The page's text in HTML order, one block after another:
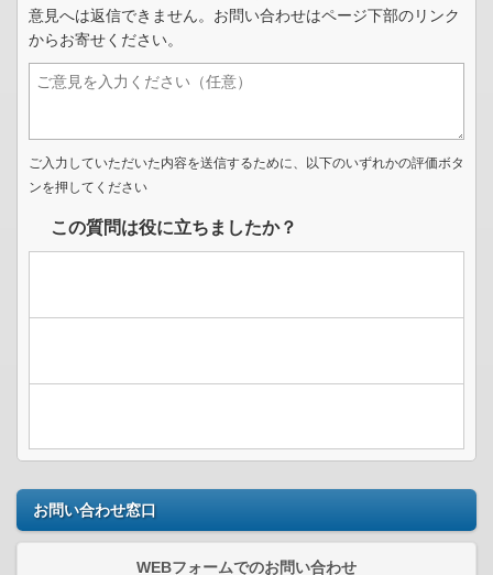
意見へは返信できません。お問い合わせはページ下部のリンク
からお寄せください。
ご入力していただいた内容を送信するために、以下のいずれかの評価ボタ
ンを押してください
この質問は役に立ちましたか？
お問い合わせ窓口
WEBフォームでのお問い合わせ